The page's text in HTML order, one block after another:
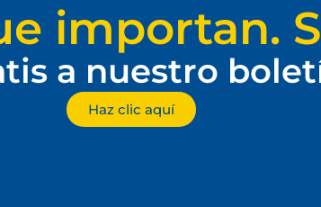
importan.
a nuestro
Haz clic aquí